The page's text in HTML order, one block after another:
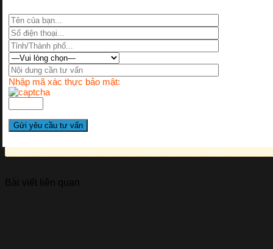
Nhập mã xác thực bảo mật:
Bài viết liên quan